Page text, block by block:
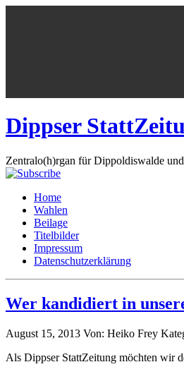
Dippser
Zentralo(h)rgan für Dippoldiswalde
Home
Wahlen
Beilage
Titelbilder
Impressum
Datenschutzerklärung
Wer kandidiert in
August 15, 2013 Von: Heiko Frey
Als Dippser StattZeitung möchten wir